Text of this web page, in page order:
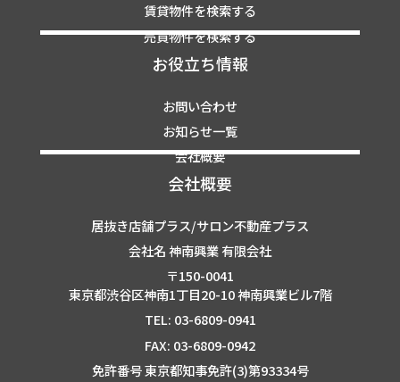
賃貸物件を検索する
売買物件を検索する
お役立ち情報
お問い合わせ
お知らせ一覧
会社概要
会社概要
居抜き店舗プラス/サロン不動産プラス
会社名 神南興業 有限会社
〒150-0041
東京都渋谷区神南1丁目20-10 神南興業ビル7階
TEL: 03-6809-0941
FAX: 03-6809-0942
免許番号 東京都知事免許(3)第93334号